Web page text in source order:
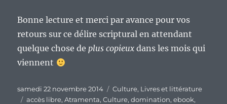
Bonne lecture et merci par avance pour vos
retours sur ce délire scriptural en attendant
quelque chose deplus copieux dans les mois qui
viennent
Publié
le
samedi 22 novembre 2014 Catégories
Culture, Livres et littérature
Étiquettes
accès libre,Atramenta,Culture,domination,ebook,